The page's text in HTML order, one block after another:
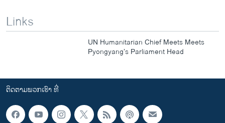
Links
UN Humanitarian Chief Meets Meets
Pyongyang’s Parliament Head
ຕິດຕາມພວກເຮົາ ທີ່